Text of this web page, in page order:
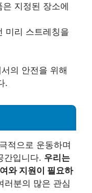
지정된 장소에
미리 스트레칭을
의 안전을 위해
.
적으로 운동하며
간입니다. 우리는
와 지원이 필요하
러분의 많은 관심